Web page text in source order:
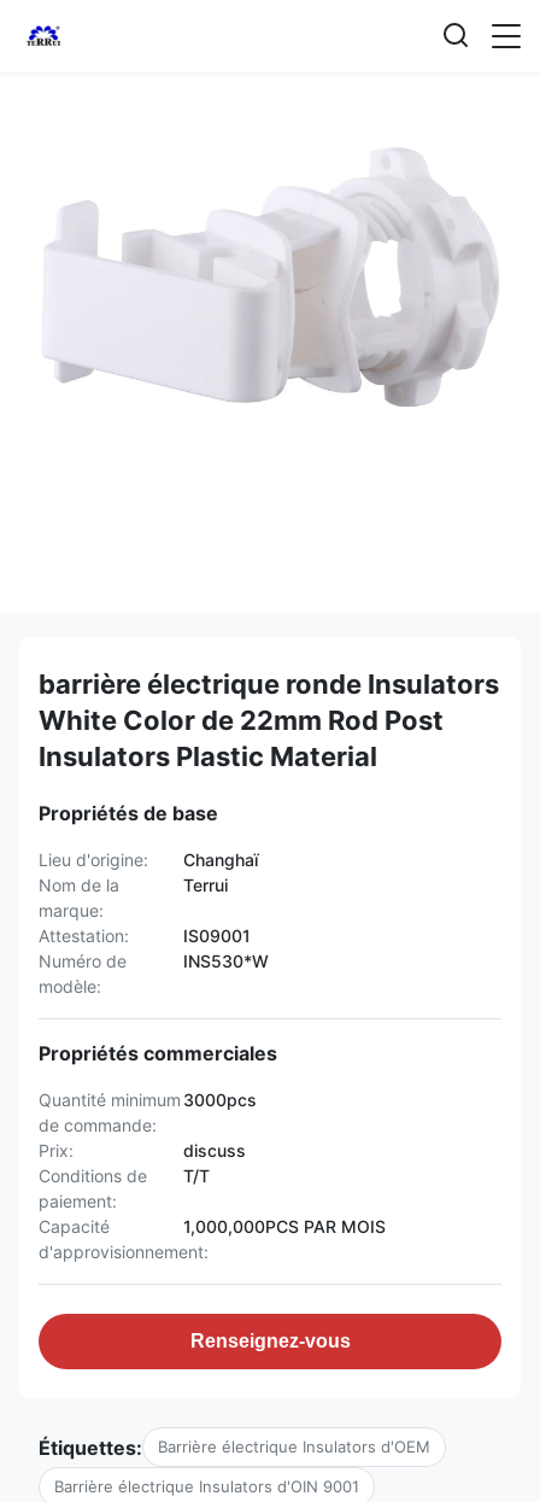
barrière électrique ronde Insulators
White Color de 22mm Rod Post
Insulators Plastic Material
Propriétés de base
Lieu d'origine:
Changhaï
Nom de la
marque:
Terrui
Attestation:
IS09001
Numéro de
modèle:
INS530*W
Propriétés commerciales
Quantité minimum
de commande:
3000pcs
Prix:
discuss
Conditions de
paiement:
T/T
Capacité
d'approvisionnement:
1,000,000PCS PAR MOIS
Renseignez-vous
Étiquettes: Barrière électrique Insulators d'OEM
Barrière électrique Insulators d'OIN 9001